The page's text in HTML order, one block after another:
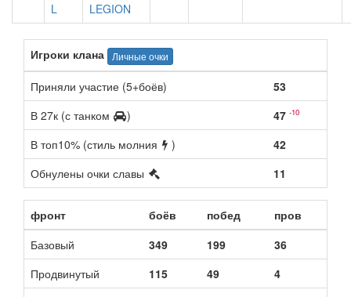
L
LEGION
Игроки клана Личные очки
Приняли участие (5+боёв)
53
В 27к (с танком
) 47 -10
В топ10% (стиль молния )
42
Обнулены очки славы
11
фронт боёв побед
пров
Базовый
349 199
36
Продвинутый
115 49
4